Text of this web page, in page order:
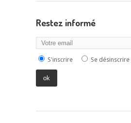
Restez informé
S'inscrire Se désinscrire